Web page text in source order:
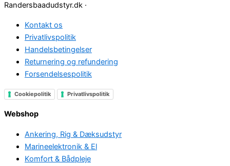
Randersbaadudstyr.dk ·
Kontakt os
Privatlivspolitik
Handelsbetingelser
Returnering og refundering
Forsendelsespolitik
Cookiepolitik Privatlivspolitik
Webshop
Ankering, Rig & Dæksudstyr
Marineelektronik & El
Komfort & Bådpleje